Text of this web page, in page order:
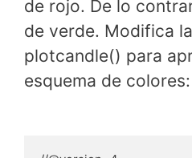
de rojo. De lo
de verde. Modifica
plotcandle() para
esquema de colores: